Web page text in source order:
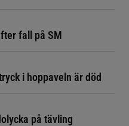
fall på SM
i hoppaveln är död
på tävling